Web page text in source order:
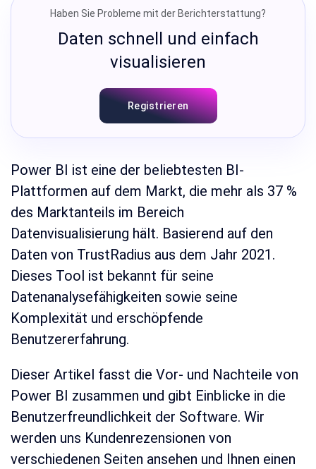
Haben Sie Probleme mit der Berichterstattung?
Daten schnell und einfach
visualisieren
Registrieren
Power BI ist eine der beliebtesten BI-
Plattformen auf dem Markt, die mehr als 37 %
des Marktanteils im Bereich
Datenvisualisierung hält. Basierend auf den
Daten von TrustRadius aus dem Jahr 2021.
Dieses Tool ist bekannt für seine
Datenanalysefähigkeiten sowie seine
Komplexität und erschöpfende
Benutzererfahrung.
Dieser Artikel fasst die Vor- und Nachteile von
Power BI zusammen und gibt Einblicke in die
Benutzerfreundlichkeit der Software. Wir
werden uns Kundenrezensionen von
verschiedenen Seiten ansehen und Ihnen einen